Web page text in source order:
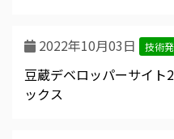
2022年10月03日 技術
豆蔵デベロッパーサイト
ックス